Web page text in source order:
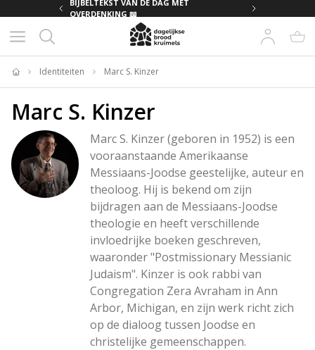
BIJBELTEKST VAN DE DAG MET
OVERDENKING 📖
Home
Identiteiten Marc S. Kinzer
Marc S. Kinzer
Marc S. Kinzer (geboren in 1952) is een
vooraanstaande Amerikaanse
Messiaans-Joodse geestelijke, auteur en
theoloog. Hij is bekend om zijn
bijdragen aan de Messiaans-Joodse
theologie en heeft verschillende
invloedrijke boeken geschreven,
waaronder "Postmissionary Messianic
Judaism". Kinzer is ook rabbi van
Congregation Zera Avraham in Ann
Arbor, Michigan, en zijn werk richt zich
op de dialoog tussen Joodse en
christelijke gemeenschappen.